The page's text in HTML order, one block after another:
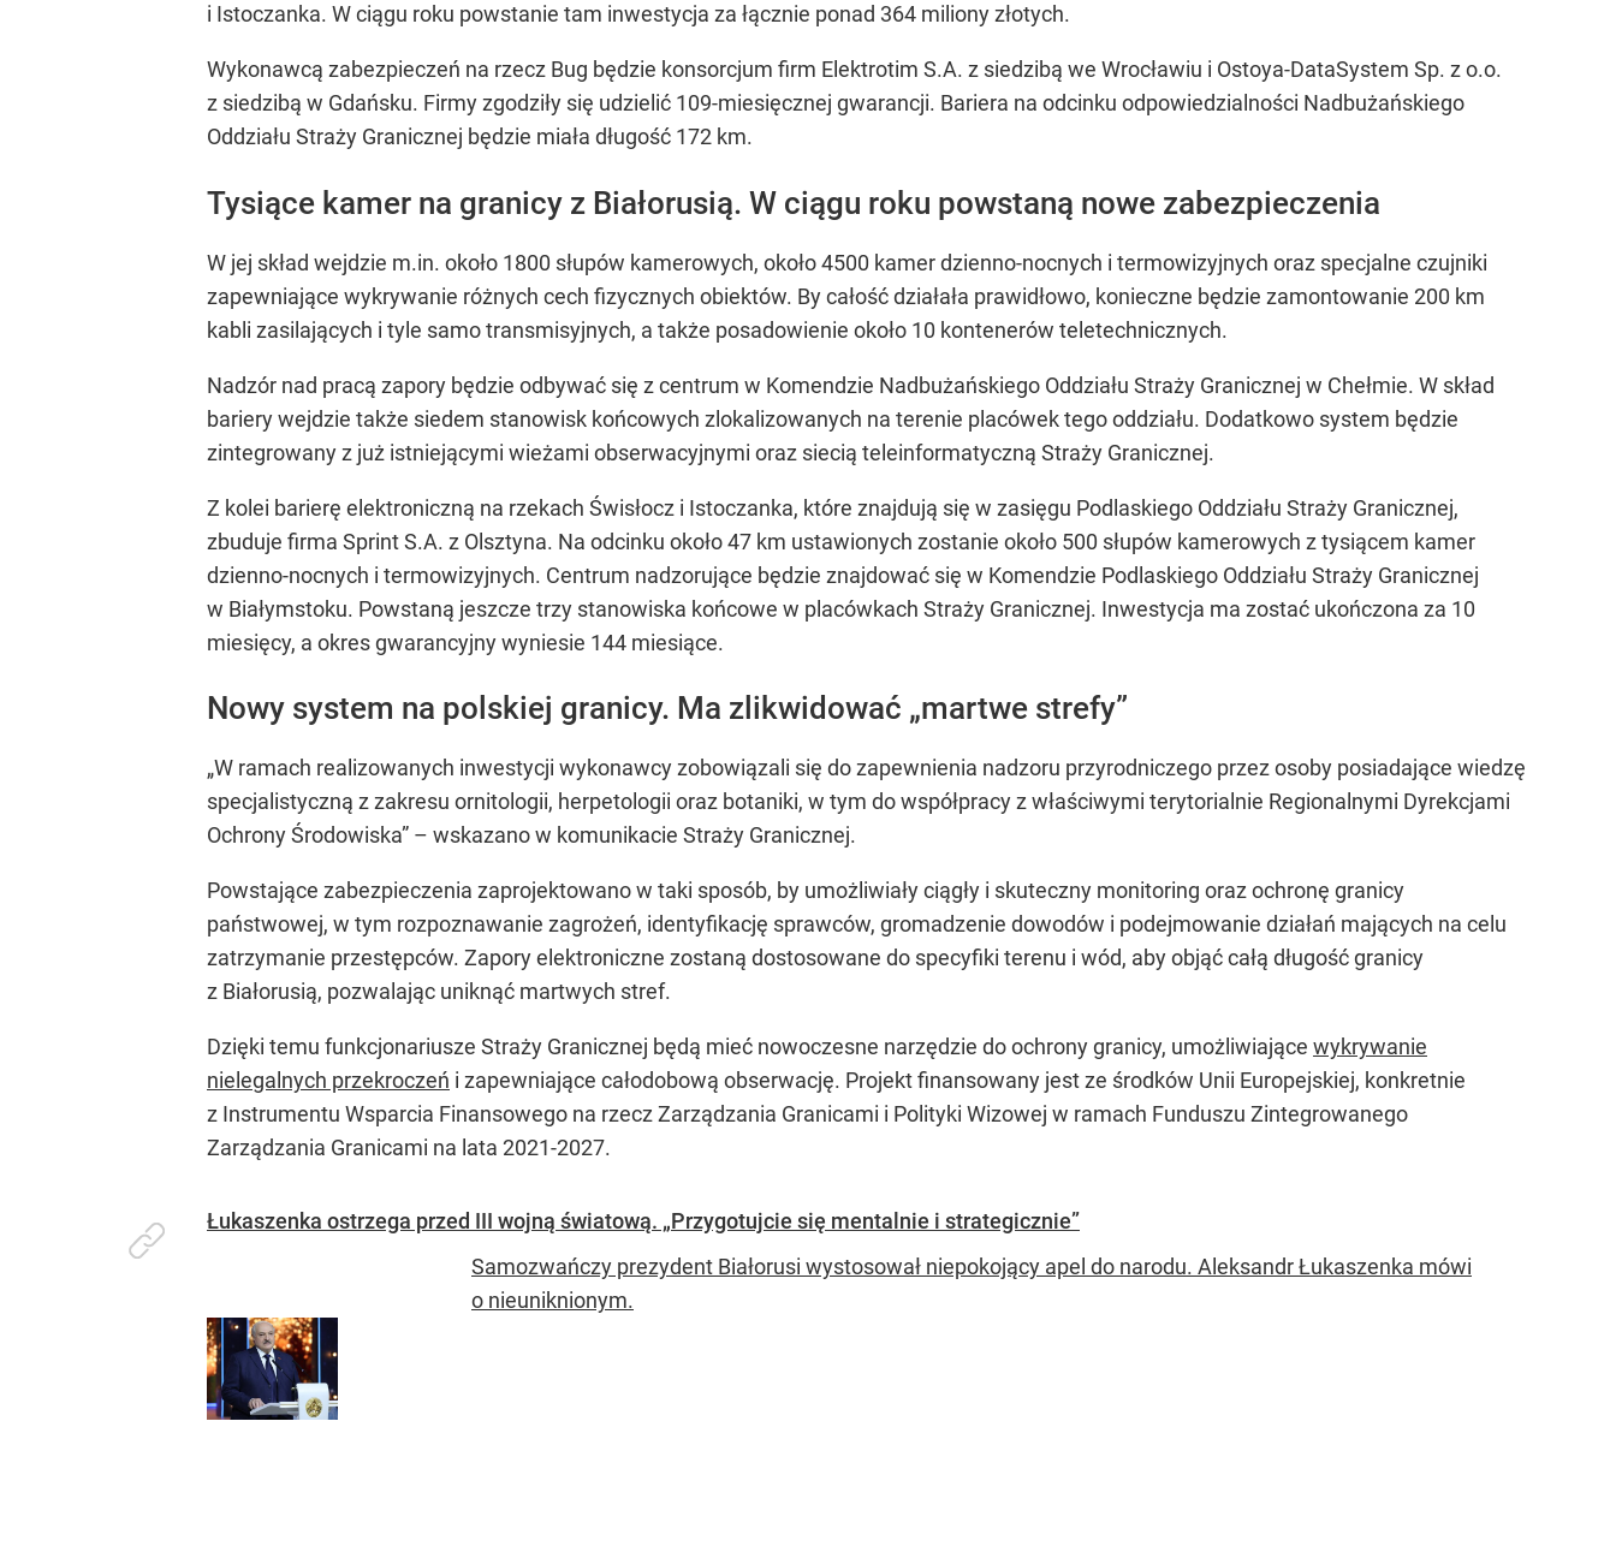
i Istoczanka. W ciągu roku powstanie tam inwestycja za łącznie ponad 364 miliony złotych.
Wykonawcą zabezpieczeń na rzecz Bug będzie konsorcjum firm Elektrotim S.A. z siedzibą we Wrocławiu i Ostoya-DataSystem Sp. z o.o.
z siedzibą w Gdańsku. Firmy zgodziły się udzielić 109-miesięcznej gwarancji. Bariera na odcinku odpowiedzialności Nadbużańskiego
Oddziału Straży Granicznej będzie miała długość 172 km.
Tysiące kamer na granicy z Białorusią. W ciągu roku powstaną nowe zabezpieczenia
W jej skład wejdzie m.in. około 1800 słupów kamerowych, około 4500 kamer dzienno-nocnych i termowizyjnych oraz specjalne czujniki
zapewniające wykrywanie różnych cech fizycznych obiektów. By całość działała prawidłowo, konieczne będzie zamontowanie 200 km
kabli zasilających i tyle samo transmisyjnych, a także posadowienie około 10 kontenerów teletechnicznych.
Nadzór nad pracą zapory będzie odbywać się z centrum w Komendzie Nadbużańskiego Oddziału Straży Granicznej w Chełmie. W skład
bariery wejdzie także siedem stanowisk końcowych zlokalizowanych na terenie placówek tego oddziału. Dodatkowo system będzie
zintegrowany z już istniejącymi wieżami obserwacyjnymi oraz siecią teleinformatyczną Straży Granicznej.
Z kolei barierę elektroniczną na rzekach Świsłocz i Istoczanka, które znajdują się w zasięgu Podlaskiego Oddziału Straży Granicznej,
zbuduje firma Sprint S.A. z Olsztyna. Na odcinku około 47 km ustawionych zostanie około 500 słupów kamerowych z tysiącem kamer
dzienno-nocnych i termowizyjnych. Centrum nadzorujące będzie znajdować się w Komendzie Podlaskiego Oddziału Straży Granicznej
w Białymstoku. Powstaną jeszcze trzy stanowiska końcowe w placówkach Straży Granicznej. Inwestycja ma zostać ukończona za 10
miesięcy, a okres gwarancyjny wyniesie 144 miesiące.
Nowy system na polskiej granicy. Ma zlikwidować „martwe strefy”
„W ramach realizowanych inwestycji wykonawcy zobowiązali się do zapewnienia nadzoru przyrodniczego przez osoby posiadające wiedzę
specjalistyczną z zakresu ornitologii, herpetologii oraz botaniki, w tym do współpracy z właściwymi terytorialnie Regionalnymi Dyrekcjami
Ochrony Środowiska” – wskazano w komunikacie Straży Granicznej.
Powstające zabezpieczenia zaprojektowano w taki sposób, by umożliwiały ciągły i skuteczny monitoring oraz ochronę granicy
państwowej, w tym rozpoznawanie zagrożeń, identyfikację sprawców, gromadzenie dowodów i podejmowanie działań mających na celu
zatrzymanie przestępców. Zapory elektroniczne zostaną dostosowane do specyfiki terenu i wód, aby objąć całą długość granicy
z Białorusią, pozwalając uniknąć martwych stref.
Dzięki temu funkcjonariusze Straży Granicznej będą mieć nowoczesne narzędzie do ochrony granicy, umożliwiające wykrywanie
nielegalnych przekroczeń i zapewniające całodobową obserwację. Projekt finansowany jest ze środków Unii Europejskiej, konkretnie
z Instrumentu Wsparcia Finansowego na rzecz Zarządzania Granicami i Polityki Wizowej w ramach Funduszu Zintegrowanego
Zarządzania Granicami na lata 2021-2027.
Łukaszenka ostrzega przed III wojną światową. „Przygotujcie się mentalnie i strategicznie”
Samozwańczy prezydent Białorusi wystosował niepokojący apel do narodu. Aleksandr Łukaszenka mówi
o nieuniknionym.